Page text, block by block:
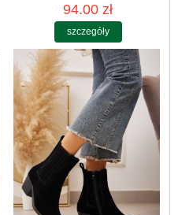
94.00 zł
szczegóły